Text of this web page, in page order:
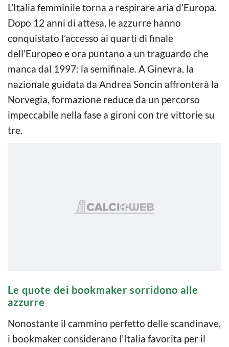
L’Italia femminile torna a respirare aria d’Europa.
Dopo 12 anni di attesa, le azzurre hanno
conquistato l’accesso ai quarti di finale
dell’Europeo e ora puntano a un traguardo che
manca dal 1997: la semifinale. A Ginevra, la
nazionale guidata da Andrea Soncin affronterà la
Norvegia, formazione reduce da un percorso
impeccabile nella fase a gironi con tre vittorie su
tre.
Le quote dei bookmaker sorridono alle
azzurre
Nonostante il cammino perfetto delle scandinave,
i bookmaker considerano l’Italia favorita per il